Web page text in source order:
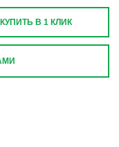
КУПИТЬ В 1 КЛИК